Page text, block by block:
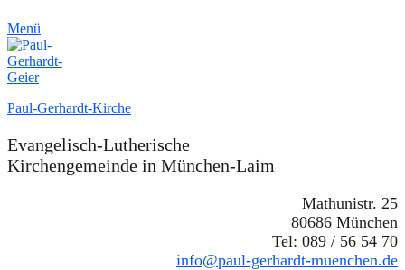
Menü
Paul-Gerhardt-Kirche
Evangelisch-Lutherische
Kirchengemeinde in München-Laim
Mathunistr. 25
80686 München
Tel: 089 / 56 54 70
info@paul-gerhardt-muenchen.de